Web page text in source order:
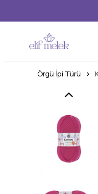
Örgü İpi Türü